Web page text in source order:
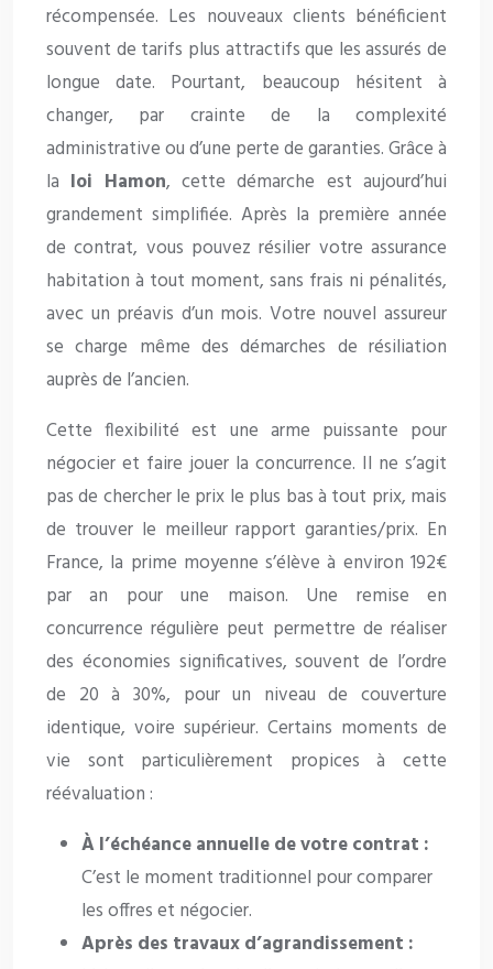
récompensée. Les nouveaux clients bénéficient
souvent de tarifs plus attractifs que les assurés de
longue date. Pourtant, beaucoup hésitent à
changer, par crainte de la complexité
administrative ou d’une perte de garanties. Grâce à
la loi Hamon, cette démarche est aujourd’hui
grandement simplifiée. Après la première année
de contrat, vous pouvez résilier votre assurance
habitation à tout moment, sans frais ni pénalités,
avec un préavis d’un mois. Votre nouvel assureur
se charge même des démarches de résiliation
auprès de l’ancien.
Cette flexibilité est une arme puissante pour
négocier et faire jouer la concurrence. Il ne s’agit
pas de chercher le prix le plus bas à tout prix, mais
de trouver le meilleur rapport garanties/prix. En
France, la prime moyenne s’élève à environ 192€
par an pour une maison. Une remise en
concurrence régulière peut permettre de réaliser
des économies significatives, souvent de l’ordre
de 20 à 30%, pour un niveau de couverture
identique, voire supérieur. Certains moments de
vie sont particulièrement propices à cette
réévaluation :
À l’échéance annuelle de votre contrat :
C’est le moment traditionnel pour comparer
les offres et négocier.
Après des travaux d’agrandissement :